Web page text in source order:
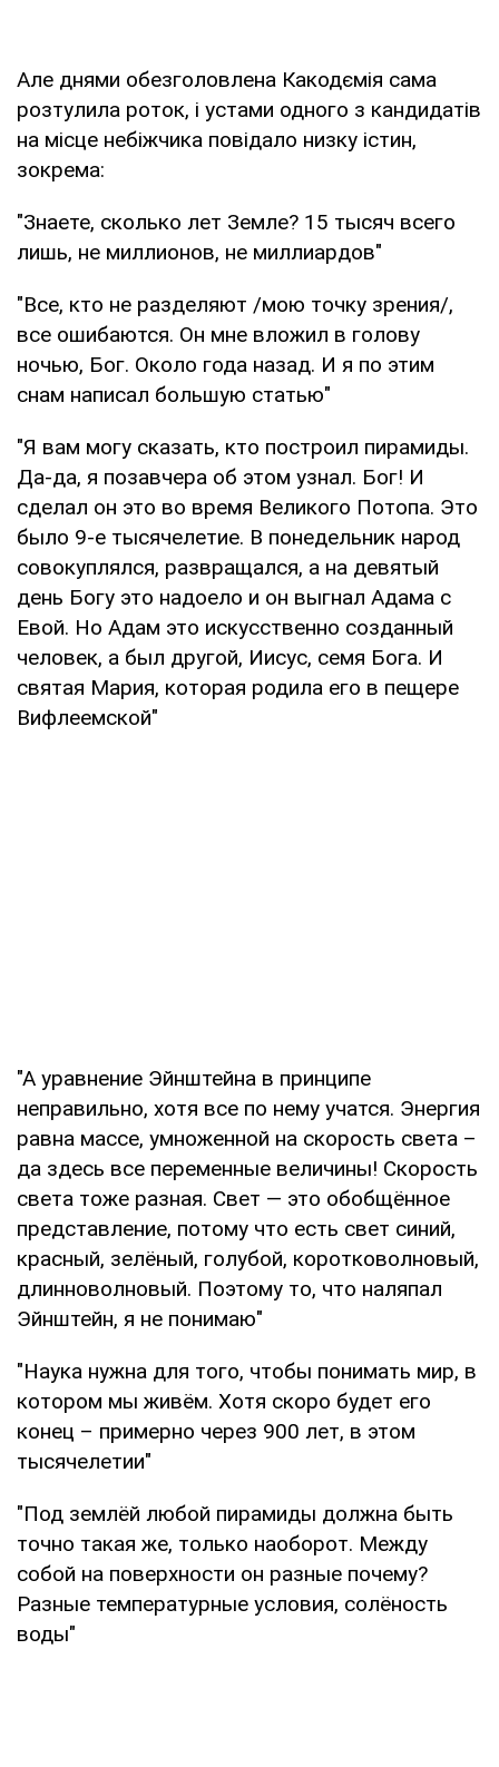
Але днями обезголовлена Какодємія сама
розтулила роток, і устами одного з кандидатів
на місце небіжчика повідало низку істин,
зокрема:
"Знаете, сколько лет Земле? 15 тысяч всего
лишь, не миллионов, не миллиардов"
"Все, кто не разделяют /мою точку зрения/,
все ошибаются. Он мне вложил в голову
ночью, Бог. Около года назад. И я по этим
снам написал большую статью"
"Я вам могу сказать, кто построил пирамиды.
Да-да, я позавчера об этом узнал. Бог! И
сделал он это во время Великого Потопа. Это
было 9-е тысячелетие. В понедельник народ
совокуплялся, развращался, а на девятый
день Богу это надоело и он выгнал Адама с
Евой. Но Адам это искусственно созданный
человек, а был другой, Иисус, семя Бога. И
святая Мария, которая родила его в пещере
Вифлеемской"
"А уравнение Эйнштейна в принципе
неправильно, хотя все по нему учатся. Энергия
равна массе, умноженной на скорость света –
да здесь все переменные величины! Скорость
света тоже разная. Свет — это обобщённое
представление, потому что есть свет синий,
красный, зелёный, голубой, коротковолновый,
длинноволновый. Поэтому то, что наляпал
Эйнштейн, я не понимаю"
"Наука нужна для того, чтобы понимать мир, в
котором мы живём. Хотя скоро будет его
конец – примерно через 900 лет, в этом
тысячелетии"
"Под землёй любой пирамиды должна быть
точно такая же, только наоборот. Между
собой на поверхности он разные почему?
Разные температурные условия, солёность
воды"